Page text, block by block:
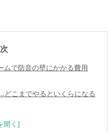
ムで防音の壁にかかる費用
こまでやるといくらになる
重壁にする工事内容と費用目